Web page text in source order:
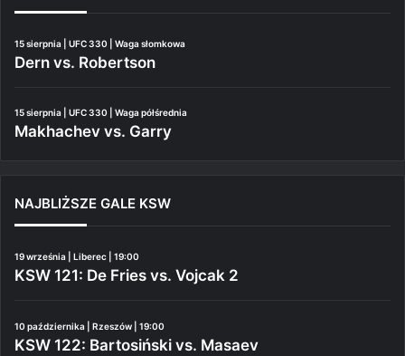
15 sierpnia | UFC 330 | Waga słomkowa
Dern vs. Robertson
15 sierpnia | UFC 330 | Waga półśrednia
Makhachev vs. Garry
NAJBLIŻSZE GALE KSW
19 września | Liberec | 19:00
KSW 121: De Fries vs. Vojcak 2
10 października | Rzeszów | 19:00
KSW 122: Bartosiński vs. Masaev